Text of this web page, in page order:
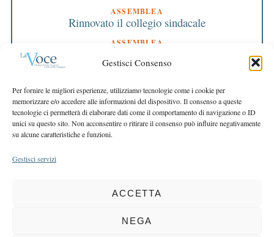
Gestisci Consenso
Per fornire le migliori esperienze, utilizziamo tecnologie come i cookie per
memorizzare e/o accedere alle informazioni del dispositivo. Il consenso a queste
tecnologie ci permetterà di elaborare dati come il comportamento di navigazione o ID
unici su questo sito. Non acconsentire o ritirare il consenso può influire negativamente
su alcune caratteristiche e funzioni.
Gestisci servizi
ACCETTA
NEGA
ASSEMBLEA
Rinnovato il collegio sindacale
ASSEMBLEA
Bilancio approvato all’unanimità e 2 milioni
destinati al territorio
EDITORIALE DIRETTORE
Crescere restando riconoscibili
EDITORIALE PRESIDENTE
Costruire futuro insieme
COPYRIGHT 2025 LA VOCE |PRIVACY
BCC DI BUSTO GAROLFO E BUGUGGIATE